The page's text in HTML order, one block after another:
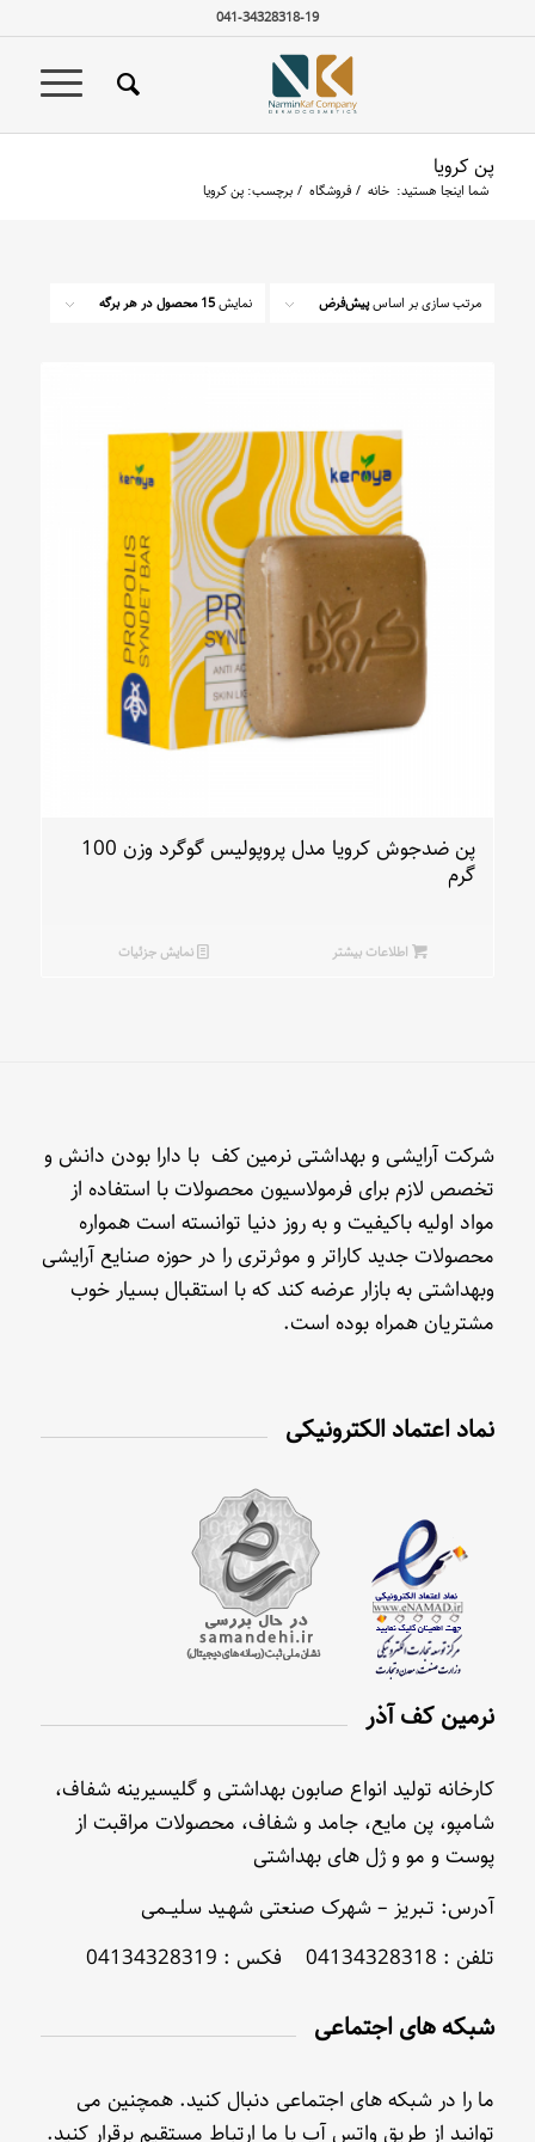
041-34328318-19
پن کرویا
شما اینجا هستید: خانه / فروشگاه / برچسب: پن کرویا
مرتب سازی بر اساسپیش‌فرض نمایش15 محصول در هر برگه
پن ضدجوش کرویا مدل پروپولیس گوگرد وزن 100
گرم
اطلاعات بیشتر نمایش جزئیات
شرکت آرایشی و بهداشتی نرمین کف با دارا بودن دانش و
تخصص لازم برای فرمولاسیون محصولات با استفاده از
مواد اولیه باکیفیت و به روز دنیا توانسته است همواره
محصولات جدید کاراتر و موثرتری را در حوزه صنایع آرایشی
وبهداشتی به بازار عرضه کند که با استقبال بسیار خوب
مشتریان همراه بوده است.
نماد اعتماد الکترونیکی
نرمین کف آذر
کارخانه تولید انواع صابون بهداشتی و گلیسیرینه شفاف،
شامپو، پن مایع، جامد و شفاف، محصولات مراقبت از
پوست و مو و ژل های بهداشتی
آدرس: تـبریز – شهرک صنعتی شهـید سلیــمی
تلفن : 04134328318 فکس : 04134328319
شبکه های اجتماعی
ما را در شبکه های اجتماعی دنبال کنید. همچنین می
توانید از طریق واتس آپ با ما ارتباط مستقیم برقرار کنید.